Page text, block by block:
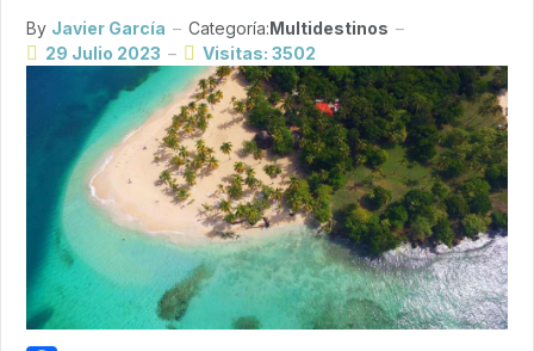
By Javier García Categoría:Multidestinos
29 Julio 2023
Visitas: 3502